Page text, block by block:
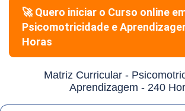
🚀 Quero iniciar o Curso online
Psicomotricidade e
Horas
Matriz Curricular -
Aprendizagem - 240